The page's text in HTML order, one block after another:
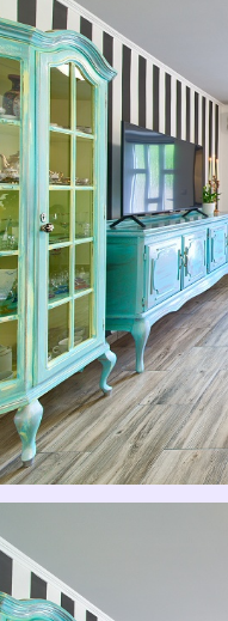
BY SRĐAN HULAK
prigodu fotografirati
mi je objasnio kako je u
Interijer,
Iako je to jedan od
i prezentirali u
crtu i dušu – bravo